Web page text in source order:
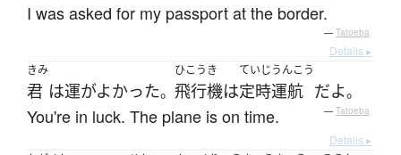
I was asked for my passport at the border.
— Tatoeba
Details ▸
きみ
君 は運がよかった。
ひこうき
飛行機は
ていじ
定時
うんこう
運航 だよ。
You're in luck. The plane is on time. — Tatoeba
Details ▸